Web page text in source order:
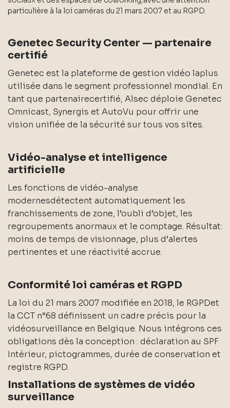
particulière à la loi caméras du 21 mars 2007 et au RGPD.
Genetec Security Center — partenaire
certifié
Genetec est la plateforme de gestion vidéo laplus
utilisée dans le segment professionnel mondial. En
tant que partenairecertifié, Alsec déploie Genetec
Omnicast, Synergis et AutoVu pour offrir une
vision unifiée de la sécurité sur tous vos sites.
Vidéo-analyse et intelligence
artificielle
Les fonctions de vidéo-analyse
modernesdétectent automatiquement les
franchissements de zone, l’oubli d’objet, les
regroupements anormaux et le comptage. Résultat:
moins de temps de visionnage, plus d’alertes
pertinentes et une réactivité accrue.
Conformité loi caméras et RGPD
La loi du 21 mars 2007 modifiée en 2018, le RGPDet
la CCT n°68 définissent un cadre précis pour la
vidéosurveillance en Belgique. Nous intégrons ces
obligations dès la conception : déclaration au SPF
Intérieur, pictogrammes, durée de conservation et
registre RGPD.
Installations de systèmes de vidéo
surveillance